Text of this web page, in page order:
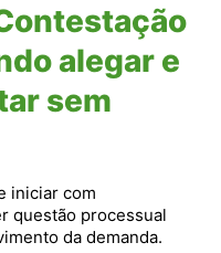
alegar e
sem
iniciar com
questão processual
da demanda.